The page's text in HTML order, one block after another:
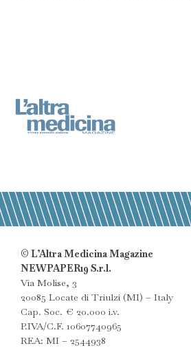
© L’Altra Medicina Magazine
NEWPAPER19 S.r.l.
Via Molise, 3
20085 Locate di Triulzi (MI) – Italy
Cap. Soc. € 20.000 i.v.
P.IVA/C.F. 10607740965
REA: MI – 2544938